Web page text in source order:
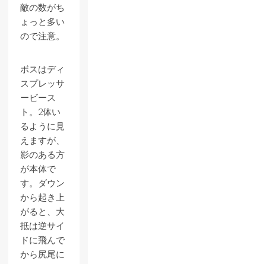
敵の数がち
ょっと多い
ので注意。
ボスはディ
スプレッサ
ービース
ト。2体い
るように見
えますが、
影のある方
が本体で
す。ダウン
から起き上
がると、大
抵は逆サイ
ドに飛んで
から尻尾に